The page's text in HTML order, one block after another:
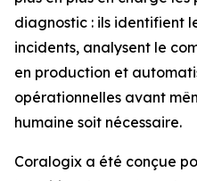
diagnostic : ils identifient
incidents, analysent le
en production et
opérationnelles avant
humaine soit nécessaire.
Coralogix a été conçue